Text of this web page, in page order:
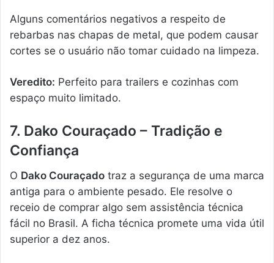
Alguns comentários negativos a respeito de
rebarbas nas chapas de metal, que podem causar
cortes se o usuário não tomar cuidado na limpeza.
Veredito: Perfeito para trailers e cozinhas com
espaço muito limitado.
7. Dako Couraçado – Tradição e
Confiança
O Dako Couraçado traz a segurança de uma marca
antiga para o ambiente pesado. Ele resolve o
receio de comprar algo sem assistência técnica
fácil no Brasil. A ficha técnica promete uma vida útil
superior a dez anos.